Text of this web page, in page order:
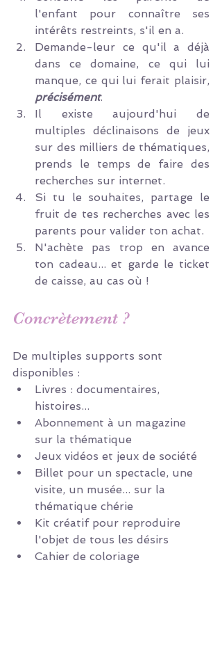
l'enfant pour connaître ses
intérêts restreints, s'il en a.
Demande-leur ce qu'il a déjà
dans ce domaine, ce qui lui
précisément.
Il existe aujourd'hui de
multiples déclinaisons de jeux
sur des milliers de thématiques,
prends le temps de faire des
recherches sur internet.
Si tu le souhaites, partage le
fruit de tes recherches avec les
parents pour valider ton achat.
N'achète pas trop en avance
ton cadeau... et garde le ticket
de caisse, au cas où !
Concrètement ?
De multiples supports sont
disponibles :
Livres : documentaires,
histoires...
Abonnement à un magazine
sur la thématique
Jeux vidéos et jeux de société
Billet pour un spectacle, une
visite, un musée... sur la
thématique chérie
Kit créatif pour reproduire
l'objet de tous les désirs
Cahier de coloriage